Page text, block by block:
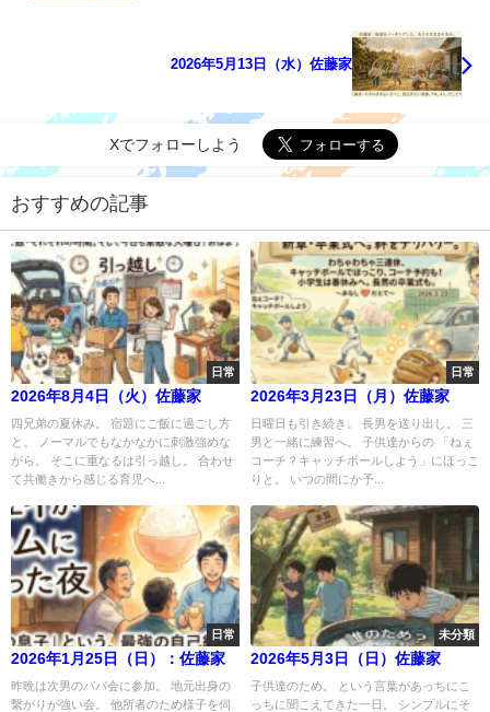
2026年5月13日（水）佐藤家
Xでフォローしよう
おすすめの記事
日常
2026年8月4日（火）佐藤家
四兄弟の夏休み。 宿題にご飯に過ごし方
と。 ノーマルでもなかなかに刺激強めな
がら。 そこに重なるは引っ越し。 合わせ
て共働きから感じる育児へ...
日常
2026年3月23日（月）佐藤家
日曜日も引き続き。 長男を送り出し。 三
男と一緒に練習へ。 子供達からの 「ねぇ
コーチ？キャッチボールしよう」にほっこ
りと。 いつの間にか予...
日常
2026年1月25日（日）：佐藤家
昨晩は次男のパパ会に参加。 地元出身の
繋がりが強い会。 他所者のため様子を伺
未分類
2026年5月3日（日）佐藤家
子供達のため。 という言葉があっちにこ
っちに聞こえてきた一日。 シンプルにそ